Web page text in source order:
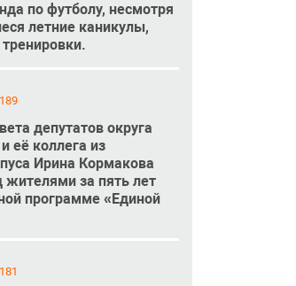
по футболу, несмотря
летние каникулы,
депутатов округа
её коллега из
Ирина Кормакова
жителями за пять лет
программе «Единой